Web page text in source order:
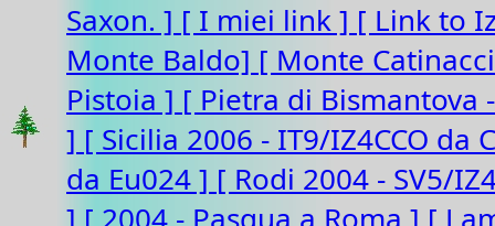
Saxon. ] [ I miei link ] [ Link to
Monte Baldo] [ Monte
Pistoia ] [ Pietra di Bismantova
] [ Sicilia 2006 - IT9/IZ4CCO da
da Eu024 ] [ Rodi 2004 - SV5/